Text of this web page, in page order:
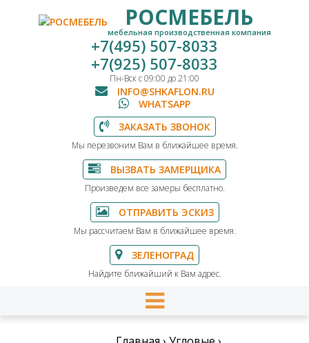
РОСМЕБЕЛЬ
мебельная производственная компания
+7(495) 507-8033
+7(925) 507-8033
Пн-Вск с 09:00 до 21:00
INFO@SHKAFLON.RU
WHATSAPP
ЗАКАЗАТЬ ЗВОНОК
Мы перезвоним Вам в ближайшее время.
ВЫЗВАТЬ ЗАМЕРЩИКА
Произведем все замеры бесплатно.
ОТПРАВИТЬ ЭСКИЗ
Мы рассчитаем Вам в ближайшее время.
ЗЕЛЕНОГРАД
Найдите ближайший к Вам адрес.